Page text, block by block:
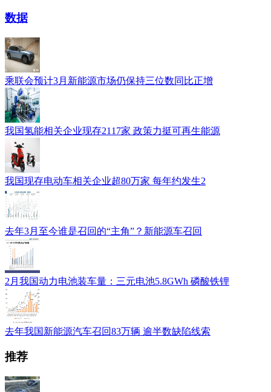
数据
乘联会预计3月新能源市场仍保持三位数同比正增
我国氢能相关企业现存2117家 政策力挺可再生能源
我国现存电动车相关企业超80万家 每年约发生2
去年3月至今谁是召回的“主角”？新能源车召回
2月我国动力电池装车量：三元电池5.8GWh 磷酸铁锂
去年我国新能源汽车召回83万辆 逾半数缺陷线索
推荐